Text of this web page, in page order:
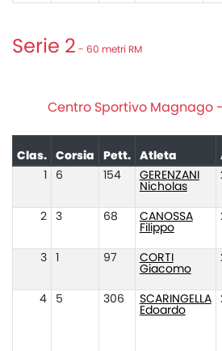
Serie 2 - 60 metri RM
Centro Sportivo Magnago
Clas. Corsia Pett. Atleta
6 154
GERENZANI
Nicholas
2
3 68
CANOSSA
Filippo
3
97
CORTI
Giacomo
4
5 306
SCARINGELLA
Edoardo